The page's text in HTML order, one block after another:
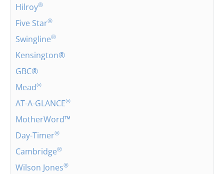
Hilroy®
Five Star®
Swingline®
Kensington®
GBC®
Mead®
AT-A-GLANCE®
MotherWord™
Day-Timer®
Cambridge®
Wilson Jones®